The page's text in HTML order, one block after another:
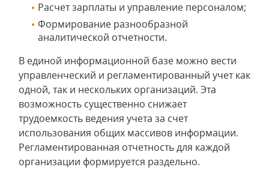
Расчет зарплаты и управление персоналом;
Формирование разнообразной
аналитической отчетности.
В единой информационной базе можно вести
управленческий и регламентированный учет как
одной, так и нескольких организаций. Эта
возможность существенно снижает
трудоемкость ведения учета за счет
использования общих массивов информации.
Регламентированная отчетность для каждой
организации формируется раздельно.